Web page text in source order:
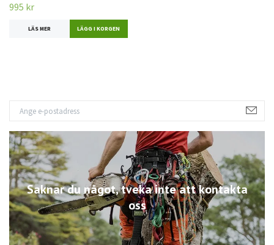
Saknar du något, tveka inte att kontakta
oss
995 kr
LÄS MER